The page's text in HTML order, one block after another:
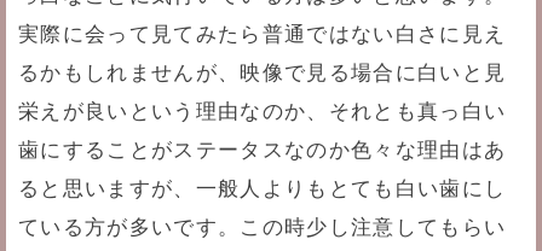
実際に会って見てみたら普通ではない白さに見え
るかもしれませんが、映像で見る場合に白いと見
栄えが良いという理由なのか、それとも真っ白い
歯にすることがステータスなのか色々な理由はあ
ると思いますが、一般人よりもとても白い歯にし
ている方が多いです。この時少し注意してもらい